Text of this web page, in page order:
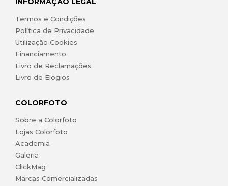
Termos e Condições
Política de Privacidade
Utilização Cookies
Financiamento
Livro de Reclamações
Livro de Elogios
COLORFOTO
Sobre a Colorfoto
Lojas Colorfoto
Academia
Galeria
ClickMag
Marcas Comercializadas